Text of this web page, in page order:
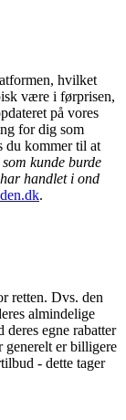
hvilket
være i førprisen,
på vores
for dig som
du kommer til at
kunde burde
handlet i ond
.
retten. Dvs. den
almindelige
deres egne rabatter
generelt er billigere
- dette tager